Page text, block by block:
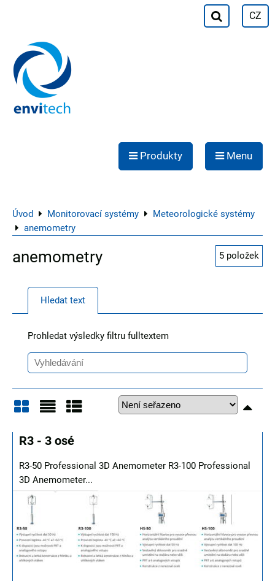
CZ
Produkty Menu
Úvod Monitorovací systémy
Meteorologické systémy
anemometry
anemometry 5 položek
Hledat text
Prohledat výsledky filtru fulltextem
Mřížka
R3 - 3 osé
R3-50 Professional 3D Anemometer R3-100 Professional
3D Anemometer...